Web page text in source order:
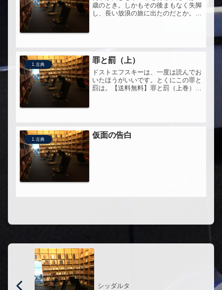
歳のとき。しかもその後まもなく失脚
し、長い放浪の旅に出たのだとか。自
1.古典 罪と罰（上）
ドストエフスキーは、一度は読んでお
いたほうがいいです。とくにこの罪と
罰は。【送料無料】罪と罰（上巻）改
1.古典 仮面の告白
シッダルタ